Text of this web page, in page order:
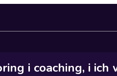
i coaching, i ich